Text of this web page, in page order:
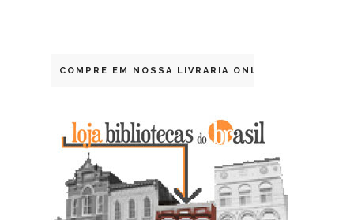
COMPRE EM NOSSA LIVRARIA ONLINE